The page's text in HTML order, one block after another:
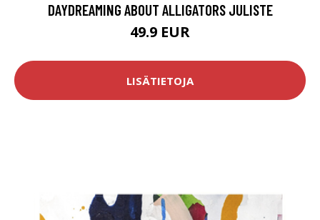
DAYDREAMING ABOUT ALLIGATORS JULISTE
49.9 EUR
LISÄTIETOJA